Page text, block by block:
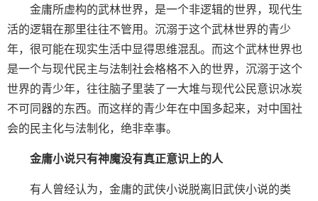
金庸所虚构的武林世界，是一个非逻辑的世界，现代生
活的逻辑在那里往往不管用。沉溺于这个武林世界的青少
年，很可能在现实生活中显得思维混乱。而这个武林世界也
是一个与现代民主与法制社会格格不入的世界，沉溺于这个
世界的青少年，往往脑子里装了一大堆与现代公民意识冰炭
不可同器的东西。而这样的青少年在中国多起来，对中国社
会的民主化与法制化，绝非幸事。
金庸小说只有神魔没有真正意识上的人
有人曾经认为，金庸的武侠小说脱离旧武侠小说的类